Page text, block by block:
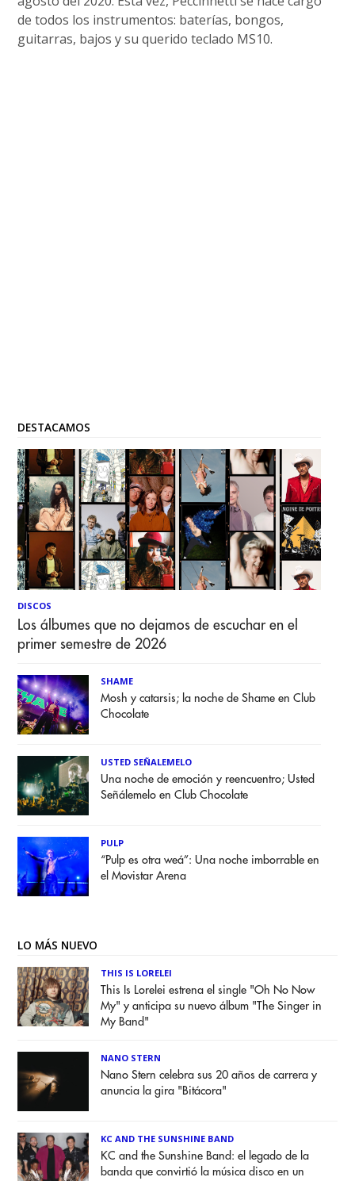
de todos los instrumentos: baterías, bongos,
guitarras, bajos y su querido teclado MS10.
DESTACAMOS
DISCOS
Los álbumes que no dejamos de escuchar en el
primer semestre de 2026
SHAME
Mosh y catarsis; la noche de Shame en Club
Chocolate
USTED SEÑALEMELO
Una noche de emoción y reencuentro; Usted
Señálemelo en Club Chocolate
PULP
“Pulp es otra weá”: Una noche imborrable en
el Movistar Arena
LO MÁS NUEVO
THIS IS LORELEI
This Is Lorelei estrena el single "Oh No Now
My" y anticipa su nuevo álbum "The Singer in
My Band"
NANO STERN
Nano Stern celebra sus 20 años de carrera y
anuncia la gira "Bitácora"
KC AND THE SUNSHINE BAND
KC and the Sunshine Band: el legado de la
banda que convirtió la música disco en un